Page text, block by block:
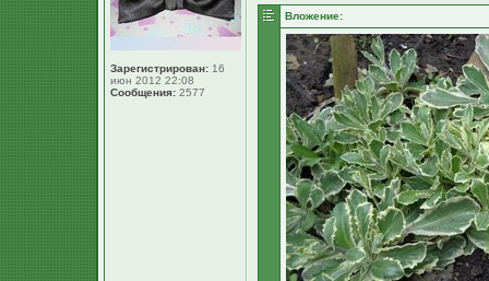
Зарегистрирован: 16
июн 2012 22:08
Сообщения: 2577
Вложение: